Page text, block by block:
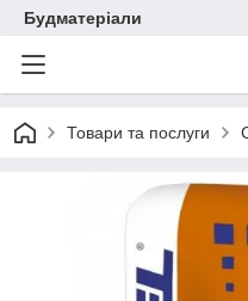
Будматеріали
Товари та послуги